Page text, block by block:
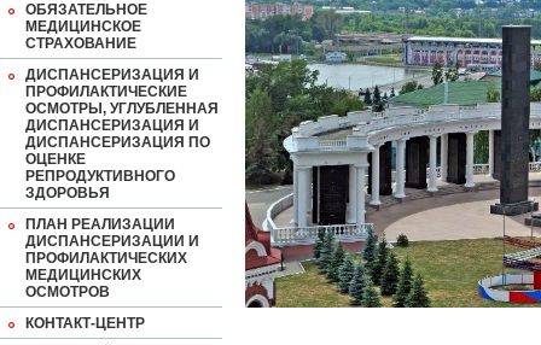
ОБЯЗАТЕЛЬНОЕ
МЕДИЦИНСКОЕ
СТРАХОВАНИЕ
ДИСПАНСЕРИЗАЦИЯ И
ПРОФИЛАКТИЧЕСКИЕ
ОСМОТРЫ, УГЛУБЛЕННАЯ
ДИСПАНСЕРИЗАЦИЯ И
ДИСПАНСЕРИЗАЦИЯ ПО
ОЦЕНКЕ
РЕПРОДУКТИВНОГО
ЗДОРОВЬЯ
ПЛАН РЕАЛИЗАЦИИ
ДИСПАНСЕРИЗАЦИИ И
ПРОФИЛАКТИЧЕСКИХ
МЕДИЦИНСКИХ
ОСМОТРОВ
КОНТАКТ-ЦЕНТР